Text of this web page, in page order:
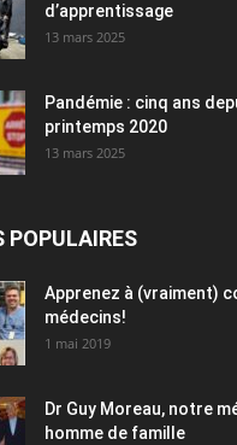
d’apprentissage
13 mars 2025
Pandémie : cinq ans
printemps 2020
13 mars 2025
POPULAIRES
Apprenez à (vraiment)
médecins!
1 mai 2019
Dr Guy Moreau, notre
homme de famille